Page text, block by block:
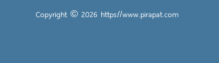
Copyright © 2026 https://www.pirapat.com